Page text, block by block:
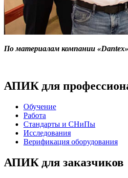
По материалам компании «Dantex»
АПИК для
Обучение
Работа
Стандарты и СНиПы
Исследования
Верификация оборудования
АПИК для заказчиков